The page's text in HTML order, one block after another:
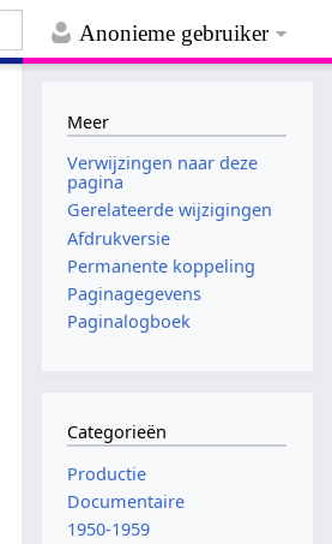
Anonieme gebruiker
Meer
Verwijzingen naar deze
pagina
Gerelateerde wijzigingen
Afdrukversie
Permanente koppeling
Paginagegevens
Paginalogboek
Categorieën
Productie
Documentaire
1950-1959